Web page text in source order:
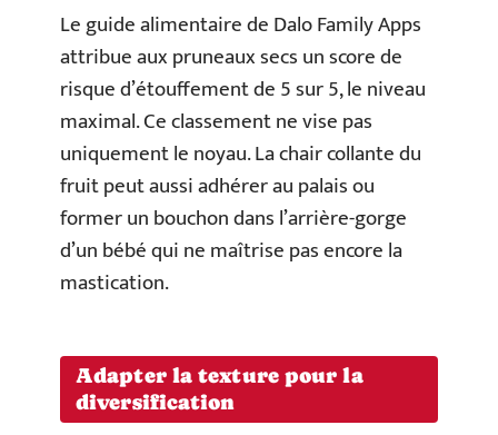
Le guide alimentaire de Dalo Family Apps
attribue aux pruneaux secs un score de
risque d’étouffement de 5 sur 5, le niveau
maximal. Ce classement ne vise pas
uniquement le noyau. La chair collante du
fruit peut aussi adhérer au palais ou
former un bouchon dans l’arrière-gorge
d’un bébé qui ne maîtrise pas encore la
mastication.
Adapter la texture pour la
diversification